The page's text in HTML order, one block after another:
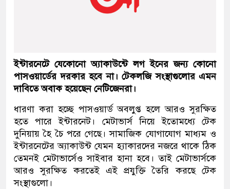
ইন্টারনেটে যেকোনো অ্যাকাউন্টে লগ ইনের জন্য কোনো
পাসওয়ার্ডের দরকার হবে না। টেকলজি সংস্থাগুলোর এমন
দাবিতে অবাক হয়েছেন নেটিজেনরা।
ধারণা করা হচ্ছে পাসওয়ার্ড অবলুপ্ত হলে আরও সুরক্ষিত
হতে পারে ইন্টারনেট। মেটাভার্স নিয়ে ইতোমধ্যে টেক
দুনিয়ায় হৈ চৈ পরে গেছে। সামাজিক যোগাযোগ মাধ্যম ও
ইন্টারনেটের অ্যাকাউন্ট যেমন হ্যাকারদের নজরে থাকে ঠিক
তেমনই মেটাভার্সেও সাইবার হানা হবে। তাই মেটাভার্সকে
আরও সুরক্ষিত করতেই এই প্রযুক্তি তৈরি করছে টেক
সংস্থাগুলো।